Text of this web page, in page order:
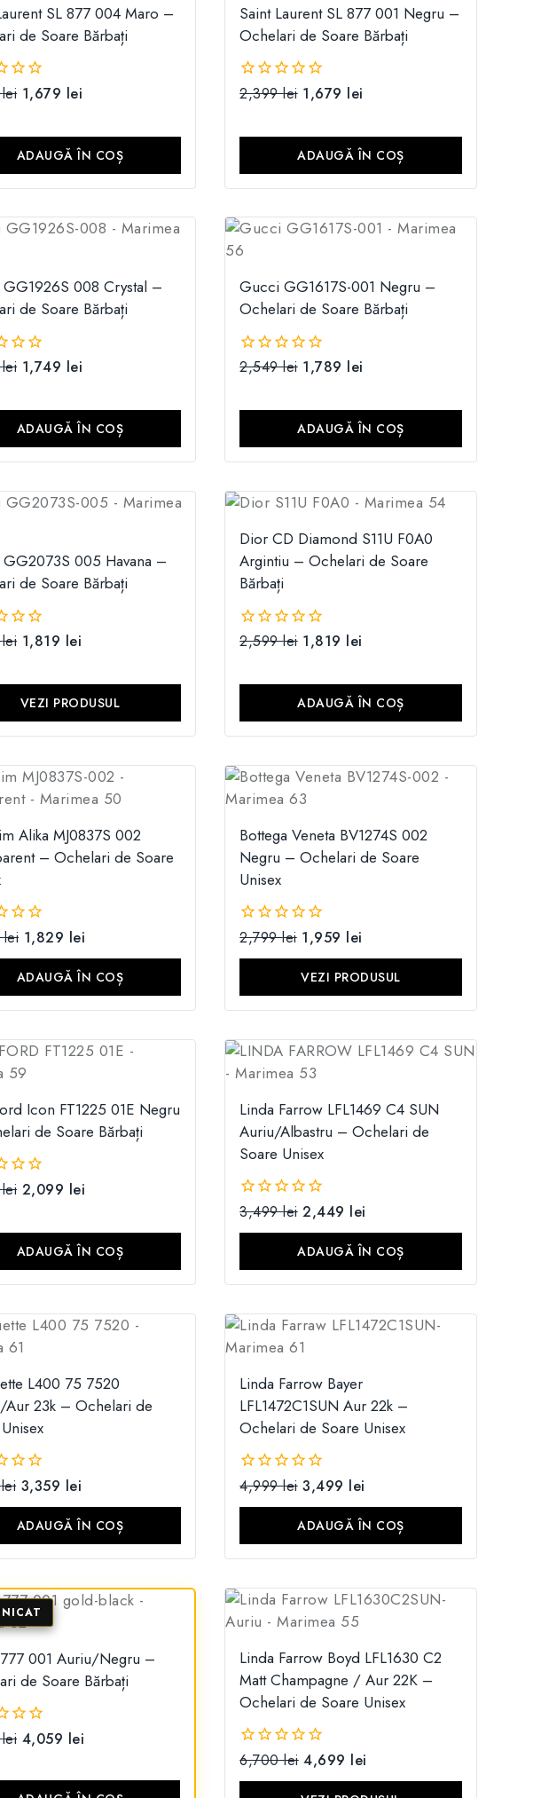
SL 877 004 Maro –
de Soare Bărbați
lei 1,679 lei
ADAUGĂ ÎN COȘ
Saint Laurent SL 877 001 Negru –
Ochelari de Soare Bărbați
0
2,399lei 1,679 lei
ADAUGĂ ÎN COȘ
008 Crystal –
de Soare Bărbați
lei 1,749 lei
ADAUGĂ ÎN COȘ
Gucci GG1617S-001 Negru –
Ochelari de Soare Bărbați
0
2,549lei 1,789 lei
ADAUGĂ ÎN COȘ
005 Havana –
de Soare Bărbați
lei 1,819 lei
VEZI PRODUSUL
Dior CD Diamond S11U F0A0
Argintiu – Ochelari de Soare
Bărbați
0
2,599lei 1,819 lei
ADAUGĂ ÎN COȘ
Alika MJ0837S 002
– Ochelari de Soare
lei 1,829 lei
ADAUGĂ ÎN COȘ
Bottega Veneta BV1274S 002
Negru – Ochelari de Soare
Unisex
0
2,799lei 1,959 lei
VEZI PRODUSUL
Icon FT1225 01E Negru
de Soare Bărbați
lei 2,099 lei
ADAUGĂ ÎN COȘ
Linda Farrow LFL1469 C4 SUN
Auriu/Albastru – Ochelari de
Soare Unisex
0
3,499lei 2,449 lei
ADAUGĂ ÎN COȘ
L400 75 7520
Aur 23k – Ochelari de
lei 3,359 lei
ADAUGĂ ÎN COȘ
Linda Farrow Bayer
LFL1472C1SUN Aur 22k –
Ochelari de Soare Unisex
0
4,999lei 3,499 lei
ADAUGĂ ÎN COȘ
001 Auriu/Negru –
de Soare Bărbați
lei 4,059 lei
Linda Farrow Boyd LFL1630 C2
Matt Champagne / Aur 22K –
Ochelari de Soare Unisex
0
6,700lei 4,699 lei